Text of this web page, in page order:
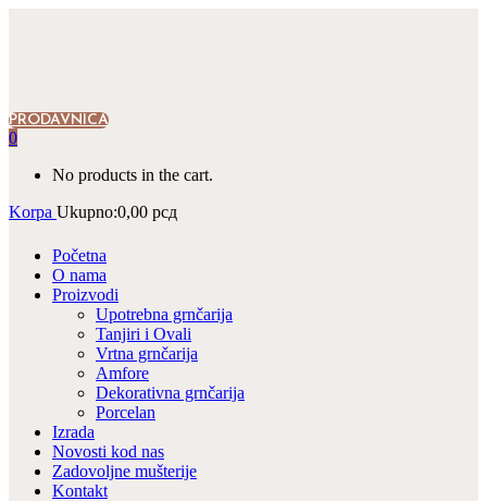
PRODAVNICA
0
No products in the cart.
Korpa Ukupno:0,00 рсд
Početna
O nama
Proizvodi
Upotrebna grnčarija
Tanjiri i Ovali
Vrtna grnčarija
Amfore
Dekorativna grnčarija
Porcelan
Izrada
Novosti kod nas
Zadovoljne mušterije
Kontakt